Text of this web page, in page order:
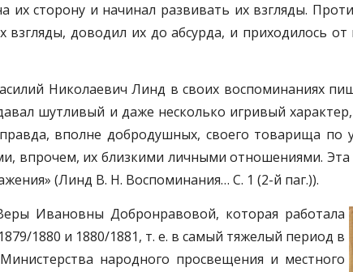
сторону и начинал развивать их взгляды.
доводил их до абсурда, и приходилось
Николаевич Линд в своих воспоминаниях
шутливый и даже несколько игривый
вполне добродушных, своего товарища
впрочем, их близкими личными отношениями.
(Линд В. Н. Воспоминания… С. 1 (2-й паг.)).
Ивановны Добронравовой, которая работала
1880 и 1880/1881, т. е. в самый тяжелый период в
народного просвещения и местного